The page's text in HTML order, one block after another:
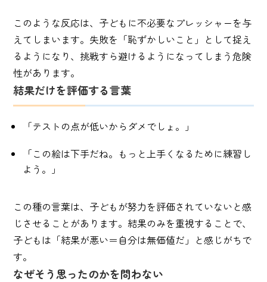
このような反応は、子どもに不必要なプレッシャーを与
えてしまいます。失敗を「恥ずかしいこと」として捉え
るようになり、挑戦すら避けるようになってしまう危険
性があります。
結果だけを評価する言葉
「テストの点が低いからダメでしょ。」
「この絵は下手だね。もっと上手くなるために練習し
よう。」
この種の言葉は、子どもが努力を評価されていないと感
じさせることがあります。結果のみを重視することで、
子どもは「結果が悪い＝自分は無価値だ」と感じがちで
す。
なぜそう思ったのかを問わない